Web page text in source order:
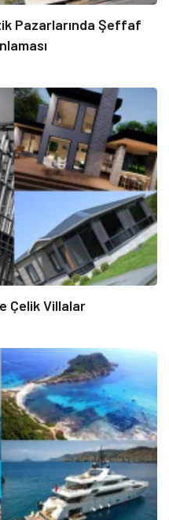
Pazarlarında Şeffaf
Çelik Villalar